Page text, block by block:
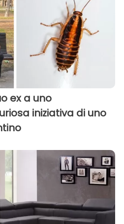
ex a uno
iniziativa di uno